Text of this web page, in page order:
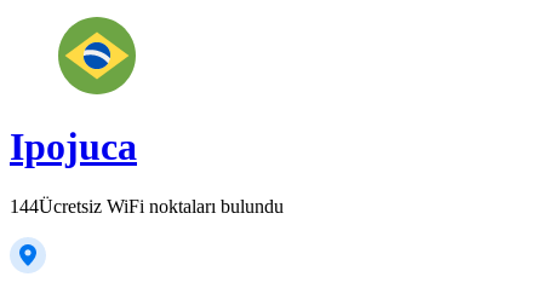
Ipojuca
144Ücretsiz WiFi noktaları bulundu